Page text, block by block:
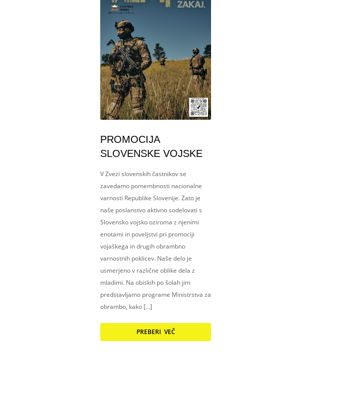
PROMOCIJA
SLOVENSKE VOJSKE
V Zvezi slovenskih častnikov se
zavedamo pomembnosti nacionalne
varnosti Republike Slovenije. Zato je
naše poslanstvo aktivno sodelovati s
Slovensko vojsko oziroma z njenimi
enotami in poveljstvi pri promociji
vojaškega in drugih obrambno
varnostnih poklicev. Naše delo je
usmerjeno v različne oblike dela z
mladimi. Na obiskih po šolah jim
predstavljamo programe Ministrstva za
obrambo, kako […]
PREBERI VEČ